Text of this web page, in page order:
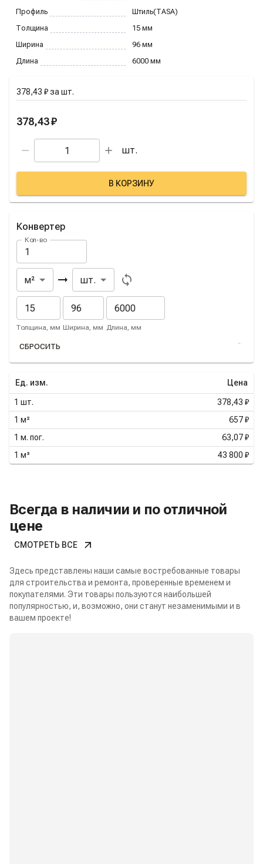
Профиль
Штиль(TASA)
Толщина
15 мм
Ширина
96 мм
Длина
6000 мм
378,43 ₽за шт.
378,43 ₽
шт.
В КОРЗИНУ
Конвертер
Кол-во
Из
м²
В
шт.
Толщина, мм Ширина, мм Длина, мм
СБРОСИТЬ
Ед. изм. Цена
1 шт.
378,43 ₽
1 м²
657 ₽
1 м. пог.
63,07 ₽
1 м³ 43 800 ₽
Всегда в наличии и по отличной
цене
СМОТРЕТЬ ВСЕ
Здесь представлены наши самые востребованные товары
для строительства и ремонта, проверенные временем и
покупателями. Эти товары пользуются наибольшей
популярностью, и, возможно, они станут незаменимыми и в
вашем проекте!